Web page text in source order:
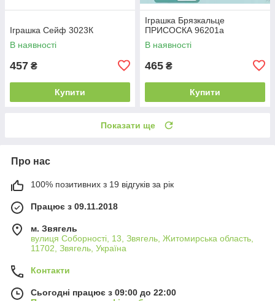
Іграшка Сейф 3023К
В наявності
457 ₴
Купити
Іграшка Брязкальце
ПРИСОСКА 96201а
В наявності
465 ₴
Купити
Показати ще
Про нас
100% позитивних з 19 відгуків за рік
Працює з 09.11.2018
м. Звягель
вулиця Соборності, 13, Звягель, Житомирська область,
11702, Звягель, Україна
Контакти
Сьогодні працює з 09:00 до 22:00